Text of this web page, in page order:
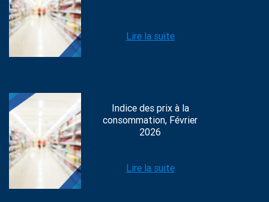
Lire la suite
Indice des prix à la
consommation, Février
2026
Lire la suite